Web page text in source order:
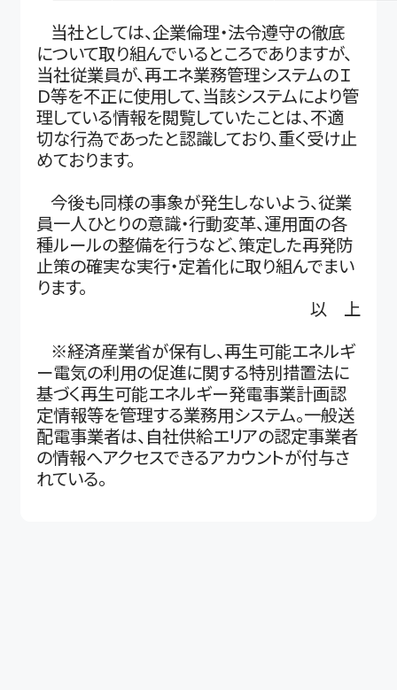
当社としては、企業倫理・法令遵守の徹底
について取り組んでいるところでありますが、
当社従業員が、再エネ業務管理システムのＩ
Ｄ等を不正に使用して、当該システムにより管
理している情報を閲覧していたことは、不適
切な行為であったと認識しており、重く受け止
めております。
今後も同様の事象が発生しないよう、従業
員一人ひとりの意識・行動変革、運用面の各
種ルールの整備を行うなど、策定した再発防
止策の確実な実行・定着化に取り組んでまい
ります。
以 上
※経済産業省が保有し、再生可能エネルギ
ー電気の利用の促進に関する特別措置法に
基づく再生可能エネルギー発電事業計画認
定情報等を管理する業務用システム。一般送
配電事業者は、自社供給エリアの認定事業者
の情報へアクセスできるアカウントが付与さ
れている。